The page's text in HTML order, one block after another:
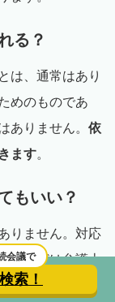
る？
は、通常はあり
めのものであ
ありません。 依
ます。
もいい？
りません。対応
しなどは弁護士
うえで、自分に
会議で
索！